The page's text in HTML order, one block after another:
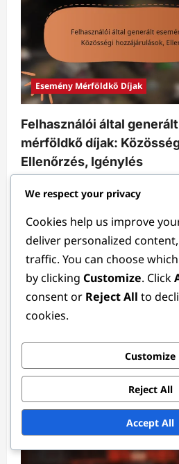
Esemény Mérföldkő Díjak
Felhasználói által
mérföldkő díjak:
Ellenőrzés, Igénylés
Esemény Mérföldkő Díjak
Közösségi esemény
Megosztva a játékosok
Igénylés
3 months ago
We respect your privacy
Cookies help us improve
deliver personalized
traffic. You can choose
by clicking Customize. Click
consent or Reject All to
cookies.
Customize
Reject All
Accept All